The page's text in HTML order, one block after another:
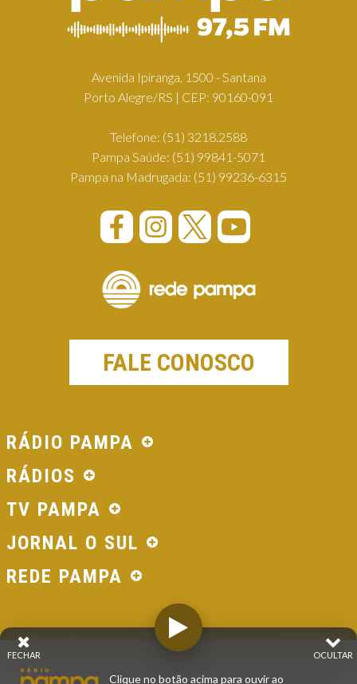
Avenida Ipiranga, 1500 - Santana
Porto Alegre/RS | CEP: 90160-091
Telefone: (51) 3218.2588
Pampa Saúde: (51) 99841-5071
Pampa na Madrugada: (51) 99236-6315
FALE CONOSCO
RÁDIO PAMPA
RÁDIOS
TV PAMPA
JORNAL O SUL
REDE PAMPA
© 2026 - Direitos Reservados - Rádio Pampa - Rede
OCULTAR
FECHAR
Clique no botão acima para ouvir ao